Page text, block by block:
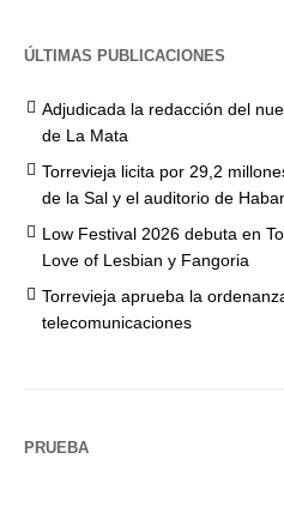
ÚLTIMAS PUBLICACIONES
Adjudicada la redacción del
de La Mata
Torrevieja licita por 29,2
de la Sal y el auditorio de
Low Festival 2026 debuta en
Love of Lesbian y Fangoria
Torrevieja aprueba la
telecomunicaciones
PRUEBA